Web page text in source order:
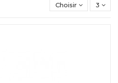
Choisir 3